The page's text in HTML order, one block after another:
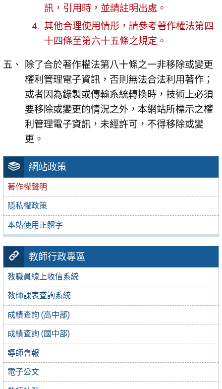
網站政策
著作權聲明
隱私權政策
本站使用正體字
教師行政專區
教職員線上收信系統
教師課表查詢系統
成績查詢 (高中部)
成績查詢 (國中部)
導師會報
電子公文
訊，引用時，並請註明出處。
其他合理使用情形，請參考著作權法第四
十四條至第六十五條之規定。
除了合於著作權法第八十條之一非移除或變更
權利管理電子資訊，否則無法合法利用著作；
或者因為錄製或傳輸系統轉換時，技術上必須
要移除或變更的情況之外，本網站所標示之權
利管理電子資訊，未經許可，不得移除或變
更。